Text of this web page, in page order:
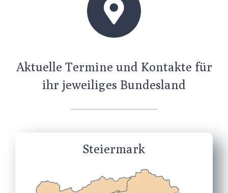
Aktuelle Termine und Kontakte für
ihr jeweiliges Bundesland
Steiermark